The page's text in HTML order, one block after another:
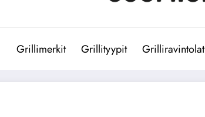
Grillimerkit Grillityypit Grilliravintolat